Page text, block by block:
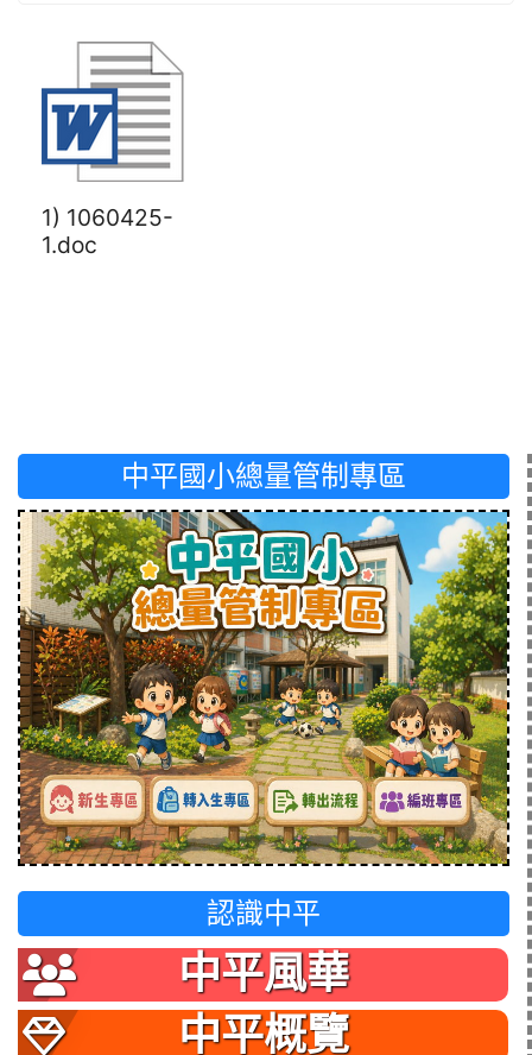
1) 1060425-
1.doc
中平國小總量管制專區
認識中平
中平風華
中平概覽